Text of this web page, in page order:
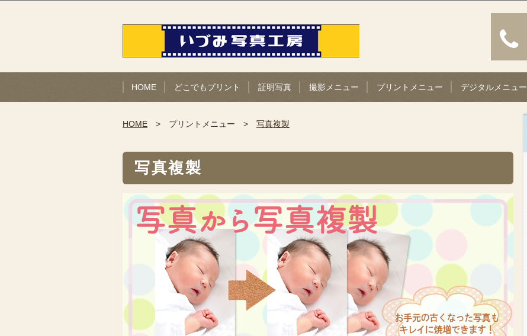
HOME どこでもプリント 証明写真 撮影メニュー プリントメニュー デジタルメニュー
HOME プリントメニュー 写真複製
写真複製